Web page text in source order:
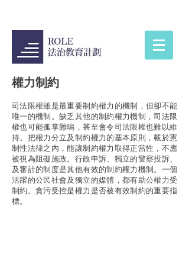
權力制約
司法限權雖是最重要制約權力的機制，但卻不能
唯一的機制。缺乏其他的制約權力機制，司法限
權也可能孤掌難鳴，甚至會令司法限權也難以維
持。把權力分立及制約權力的基本原則，載於憲
制性法律之內，能讓制約權力取得正當性，不應
被視為阻礙施政。行政申訴、獨立的警察投訴、
及審計的制度是其他有效的制約權力機制。一個
活躍的公民社會及獨立的媒體，都有助公權力受
制約。貪污受控是權力是否被有效制約的重要指
標。